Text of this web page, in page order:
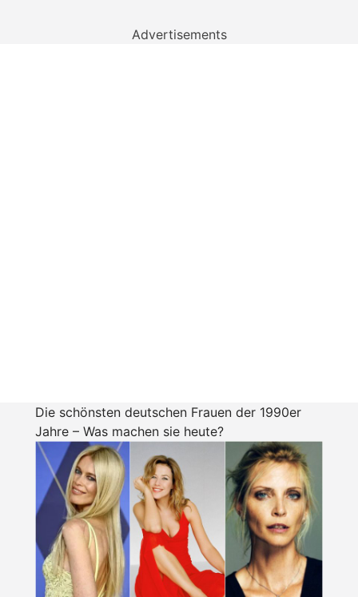
Advertisements
Die schönsten deutschen Frauen der 1990er
Jahre – Was machen sie heute?